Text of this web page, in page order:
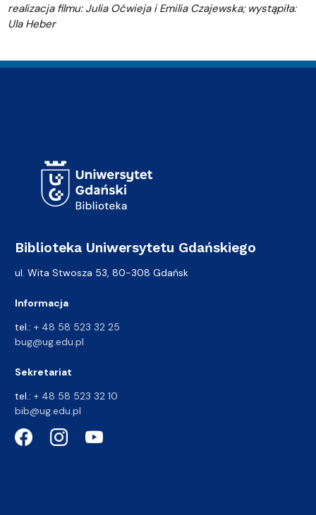
realizacja filmu: Julia Oćwieja i Emilia Czajewska; wystąpiła:
Ula Heber
Biblioteka Uniwersytetu Gdańskiego
ul. Wita Stwosza 53, 80-308 Gdańsk
Informacja
tel.: + 48 58 523 32 25
bug@ug.edu.pl
Sekretariat
tel.: + 48 58 523 32 10
bib@ug.edu.pl